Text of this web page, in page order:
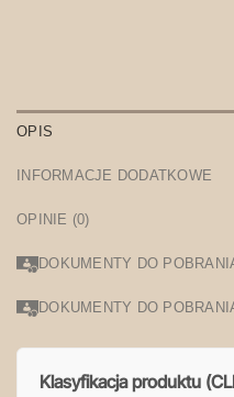
OPIS
INFORMACJE DODATKOWE
OPINIE (0)
DOKUMENTY DO
DOKUMENTY DO
Klasyfikacja produktu